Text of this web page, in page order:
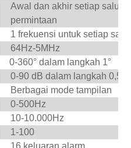
Awal dan akhir setiap
permintaan
1 frekuensi untuk setiap
64Hz-5MHz
0-360° dalam langkah 1°
0-90 dB dalam langkah 0,5
Berbagai mode tampilan
0-500Hz
10-10.000Hz
1-100
16 keluaran alarm